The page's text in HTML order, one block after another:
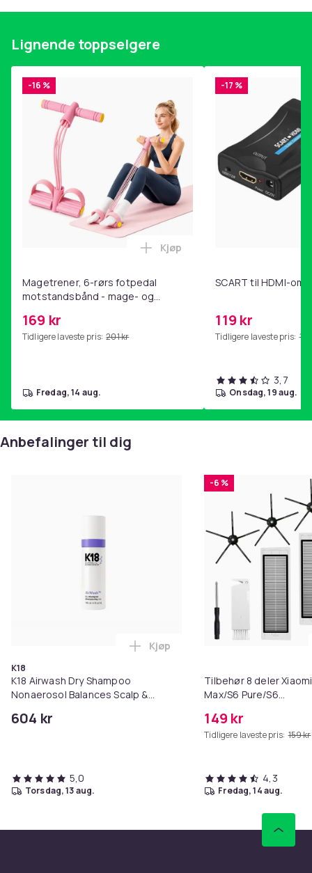
Lignende toppselgere
-16 %
Magetrener, 6-rørs fotpedal
motstandsbånd - mage- og
hjemmegymnastikk Pink
169 kr
Tidligere laveste pris: 201 kr
Legg Magetrener, 6-rørs
Kjøp
fredag, 14 aug.
-17 %
SCART til HDMI-
119 kr
Tidligere laveste pris:
3,7
onsdag, 19 aug.
Anbefalinger til dig
K18
K18 Airwash Dry Shampoo
Nonaerosol Balances Scalp &
604 kr
Legg K18 Airwash Dry
Kjøp
5,0
torsdag, 13 aug.
-6 %
Tilbehør 8 deler
Max/S6 Pure/S6
149 kr
Tidligere laveste pris: 159 kr
4,3
fredag, 14 aug.